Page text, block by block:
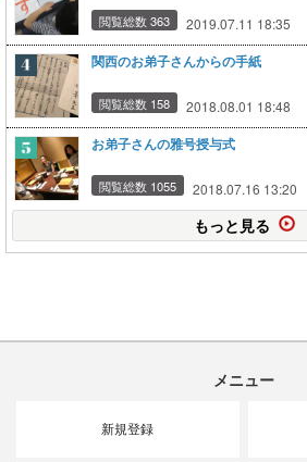
閲覧総数 363 2019.07.11 18:35
関西のお弟子さんからの手紙
閲覧総数 158 2018.08.01 18:48
お弟子さんの雅号授与式
閲覧総数 1055 2018.07.16 13:20
もっと見る
メニュー
新規登録